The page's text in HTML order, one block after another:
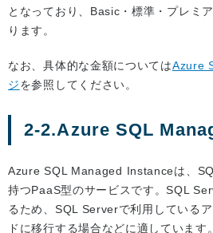
となっており、Basic・標準・プレミ
ります。
なお、具体的な金額についてはAzure
ジを参照してください。
2-2.Azure SQL
Azure SQL Managed Instanceは、
持つPaaS型のサービスです。SQL
るため、SQL Serverで利用している
ドに移行する場合などに適しています